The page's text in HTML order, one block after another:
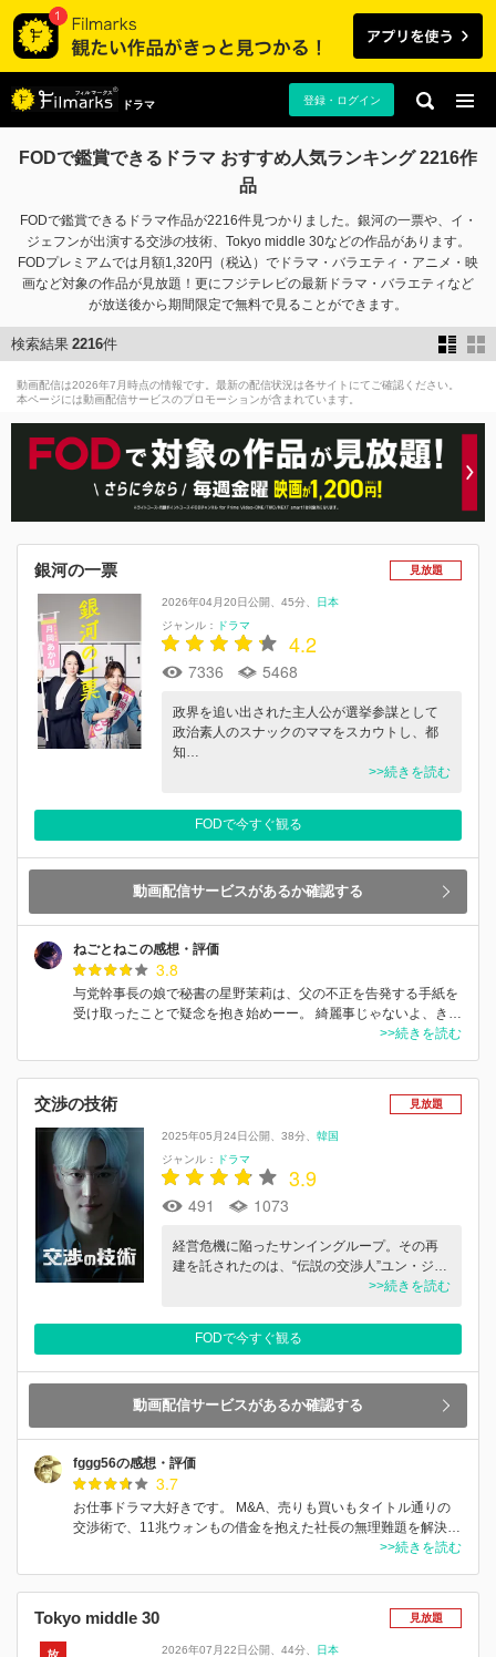
ドラマ 登録・ログイン
FODで鑑賞できるドラマ おすすめ人気ランキング 2216作
品
FODで鑑賞できるドラマ作品が2216件見つかりました。銀河の一票や、イ・
ジェフンが出演する交渉の技術、Tokyo middle 30などの作品があります。
FODプレミアムでは月額1,320円（税込）でドラマ・バラエティ・アニメ・映
画など対象の作品が見放題！更にフジテレビの最新ドラマ・バラエティなど
が放送後から期間限定で無料で見ることができます。
検索結果 2216件
動画配信は2026年7月時点の情報です。最新の配信状況は各サイトにてご確認ください。
本ページには動画配信サービスのプロモーションが含まれています。
銀河の一票 見放題
2026年04月20日公開 45分
日本
ジャンル：
ドラマ
4.2
7336 5468
政界を追い出された主人公が選挙参謀として
政治素人のスナックのママをスカウトし、都
知…
>>続きを読む
FODで今すぐ観る
動画配信サービスがあるか確認する
ねごとねこの感想・評価
3.8
与党幹事長の娘で秘書の星野茉莉は、父の不正を告発する手紙を
受け取ったことで疑念を抱き始めーー。 綺麗事じゃないよ、き…
>>続きを読む
交渉の技術 見放題
2025年05月24日公開 38分
韓国
ジャンル：
ドラマ
3.9
491 1073
経営危機に陥ったサンイングループ。その再
建を託されたのは、“伝説の交渉人”ユン・ジ…
>>続きを読む
FODで今すぐ観る
動画配信サービスがあるか確認する
fggg56の感想・評価
3.7
お仕事ドラマ大好きです。 M&A、売りも買いもタイトル通りの
交渉術で、11兆ウォンもの借金を抱えた社長の無理難題を解決…
>>続きを読む
Tokyo middle 30 見放題
2026年07月22日公開 44分
日本